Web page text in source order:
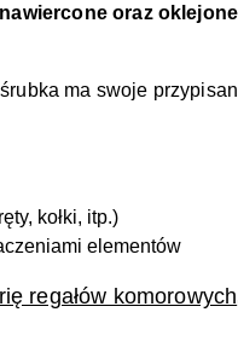
oraz oklejone
ma swoje
kołki, itp.)
elementów
regałów komorowych